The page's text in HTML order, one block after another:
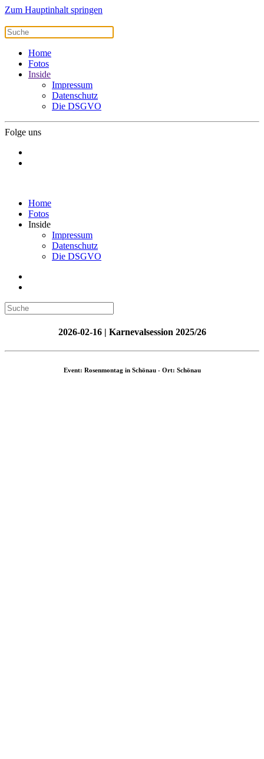
Zum Hauptinhalt springen
Home
Fotos
Inside
Impressum
Datenschutz
Die DSGVO
Folge uns
Home
Fotos
Inside
Impressum
Datenschutz
Die DSGVO
2026-02-16 | Karnevalsession 2025/26
Event: Rosenmontag in Schönau - Ort: Schönau